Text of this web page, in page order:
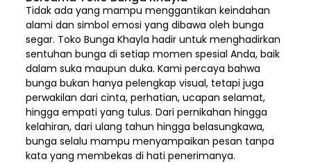
Tidak ada yang mampu menggantikan keindahan
alami dan simbol emosi yang dibawa oleh bunga
segar. Toko Bunga Khayla hadir untuk menghadirkan
sentuhan bunga di setiap momen spesial Anda, baik
dalam suka maupun duka. Kami percaya bahwa
bunga bukan hanya pelengkap visual, tetapi juga
perwakilan dari cinta, perhatian, ucapan selamat,
hingga empati yang tulus. Dari pernikahan hingga
kelahiran, dari ulang tahun hingga belasungkawa,
bunga selalu mampu menyampaikan pesan tanpa
kata yang membekas di hati penerimanya.